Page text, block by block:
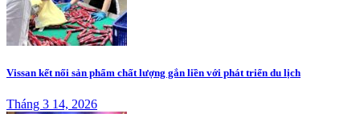
Vissan kết nối sản phẩm chất lượng gắn liền với phát triển du lịch
Tháng 3 14, 2026